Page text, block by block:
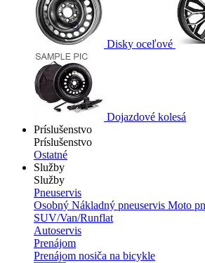
Disky oceľové
Dojazdové kolesá
Príslušenstvo
Príslušenstvo
Ostatné
Služby
Služby
Pneuservis
Osobný Nákladný pneuservis Moto
SUV/Van/Runflat
Autoservis
Prenájom
Prenájom nosiča na bicykle